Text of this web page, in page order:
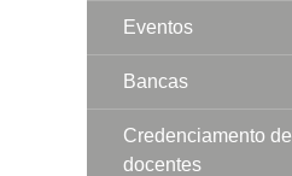
Eventos
Bancas
Credenciamento de
docentes